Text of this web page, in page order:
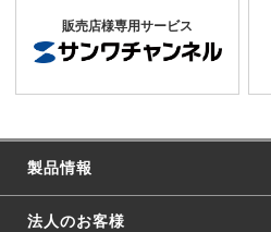
販売店様専用サービス
製品情報
法人のお客様